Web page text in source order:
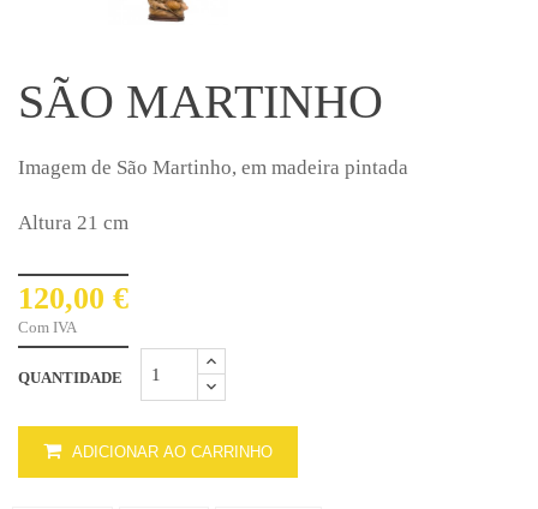
SÃO MARTINHO
Imagem de São Martinho, em madeira pintada
Altura 21 cm
120,00 €
Com IVA
QUANTIDADE
ADICIONAR AO CARRINHO